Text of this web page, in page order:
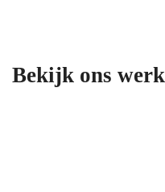
Bekijk ons werk